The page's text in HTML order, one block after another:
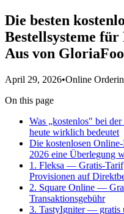
Die besten
Bestellsysteme für
Aus von
April 29, 2026•Online
On this page
Was „kostenlos" bei
heute wirklich bedeutet
Die kostenlosen
2026 eine Überlegung
1. Fleksa — Gratis-
Provisionen auf
2. Square Online —
Transaktionsgebühr
3. TastyIgniter — gratis